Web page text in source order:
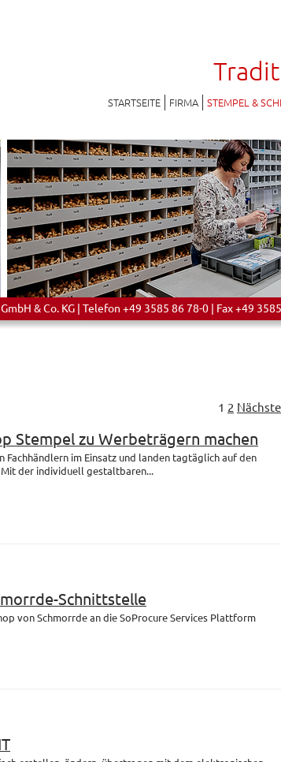
STARTSEITE FIRMA STEMPEL &
& Co. KG | Telefon +49 3585 86 78-0 | Fax +49
1 2 Nächste
Stempel zu Werbeträgern machen
Fachhändlern im Einsatz und landen tagtäglich auf den
der individuell gestaltbaren...
Schnittstelle
von Schmorrde an die SoProcure Services Plattform